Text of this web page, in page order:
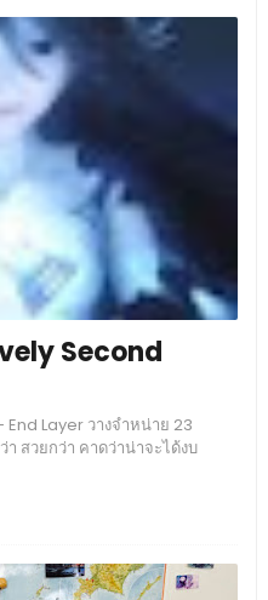
Second
Layer วางจำหน่าย 23
สวยกว่า คาดว่าน่าจะได้งบ